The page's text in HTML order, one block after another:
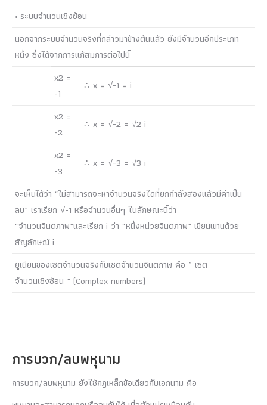
• ระบบจำนวนเชิงซ้อน
นอกจากระบบจำนวนจริงที่กล่าวมาข้างต้นแล้ว ยังมีจำนวนอีกประเภท
หนึ่ง ซึ่งได้จากการแก้สมการต่อไปนี้
x2 =
-1
∴ x = √-1 = i
x2 =
-2
∴ x = √-2 = √2 i
x2 =
-3
∴ x = √-3 = √3 i
จะเห็นได้ว่า “ไม่สามารถจะหาจำนวนจริงใดที่ยกกำลังสองแล้วมีค่าเป็น
ลบ” เราเรียก √-1 หรือจำนวนอื่นๆ ในลักษณะนี้ว่า
“จำนวนจินตภาพ”และเรียก i ว่า “หนึ่งหน่วยจินตภาพ” เขียนแทนด้วย
สัญลักษณ์ i
ยูเนียนของเซตจำนวนจริงกับเซตจำนวนจินตภาพ คือ ” เซต
จำนวนเชิงซ้อน ” (Complex numbers)
การบวก/ลบพหุนาม
การบวก/ลบพหุนาม ยังใช้กฎเหล็กข้อเดียวกับเอกนาม คือ